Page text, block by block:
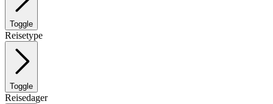
Toggle
Reisetype
Toggle
Reisedager